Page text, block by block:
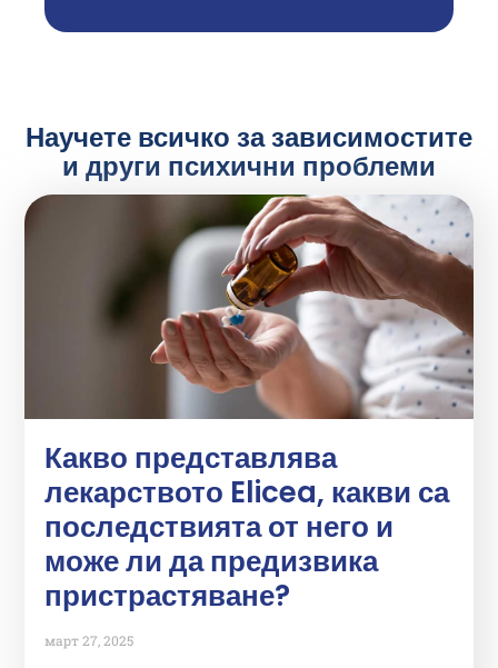
Научете всичко за зависимостите
и други психични проблеми
Какво представлява
лекарството Elicea, какви са
последствията от него и
може ли да предизвика
пристрастяване?
март 27, 2025